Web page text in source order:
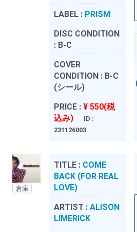
LABEL : PRISM
DISC CONDITION
: B-C
COVER
CONDITION : B-C
(シール)
PRICE : ¥ 550(税
込み)
ID :
231126003
倉庫
TITLE : COME
BACK (FOR REAL
LOVE)
ARTIST : ALISON
LIMERICK